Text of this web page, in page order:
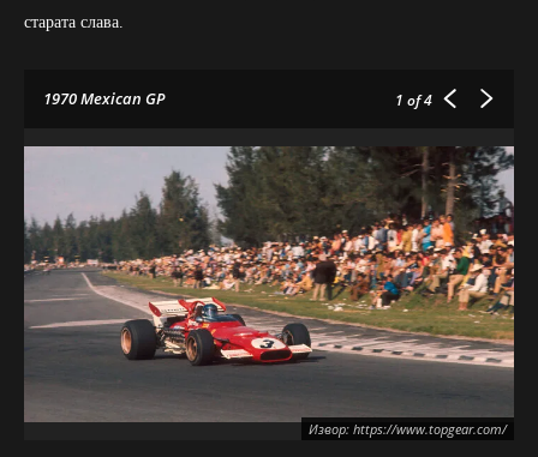
старата слава.
1970 Mexican GP 1 of 4
Извор: https://www.topgear.com/